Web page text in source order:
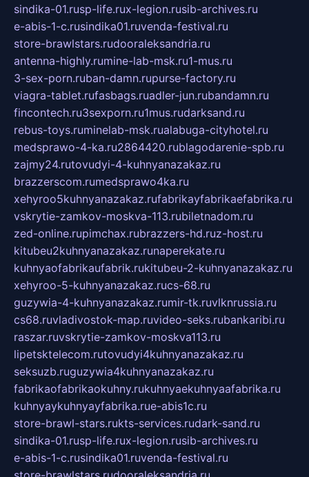
sindika-01.rusp-life.rux-legion.rusib-archives.ru
e-abis-1-c.rusindika01.ruvenda-festival.ru
store-brawlstars.rudooraleksandria.ru
antenna-highly.rumine-lab-msk.ru1-mus.ru
3-sex-porn.ruban-damn.rupurse-factory.ru
viagra-tablet.rufasbags.ruadler-jun.rubandamn.ru
fincontech.ru3sexporn.ru1mus.rudarksand.ru
rebus-toys.ruminelab-msk.rualabuga-cityhotel.ru
medsprawo-4-ka.ru2864420.rublagodarenie-spb.ru
zajmy24.rutovudyi-4-kuhnyanazakaz.ru
brazzerscom.rumedsprawo4ka.ru
xehyroo5kuhnyanazakaz.rufabrikayfabrikaefabrika.ru
vskrytie-zamkov-moskva-113.rubiletnadom.ru
zed-online.rupimchax.rubrazzers-hd.ruz-host.ru
kitubeu2kuhnyanazakaz.runaperekate.ru
kuhnyaofabrikaufabrik.rukitubeu-2-kuhnyanazakaz.ru
xehyroo-5-kuhnyanazakaz.rucs-68.ru
guzywia-4-kuhnyanazakaz.rumir-tk.ruvlknrussia.ru
cs68.ruvladivostok-map.ruvideo-seks.rubankaribi.ru
raszar.ruvskrytie-zamkov-moskva113.ru
lipetsktelecom.rutovudyi4kuhnyanazakaz.ru
seksuzb.ruguzywia4kuhnyanazakaz.ru
fabrikaofabrikaokuhny.rukuhnyaekuhnyaafabrika.ru
kuhnyaykuhnyayfabrika.rue-abis1c.ru
store-brawl-stars.rukts-services.rudark-sand.ru
sindika-01.rusp-life.rux-legion.rusib-archives.ru
e-abis-1-c.rusindika01.ruvenda-festival.ru